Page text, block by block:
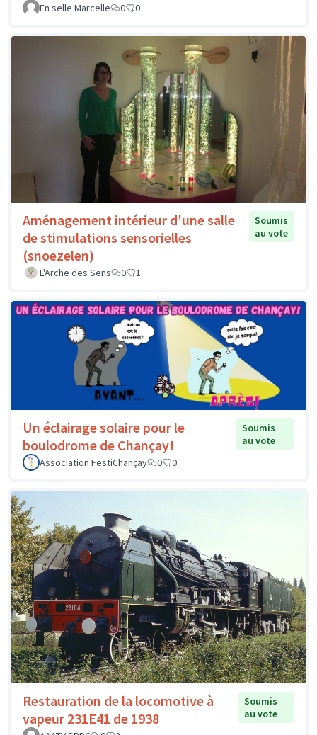
En selle Marcelle
0 0
Aménagement intérieur d'une salle
de stimulations sensorielles
(snoezelen)
Soumis
au vote
L'Arche des Sens 0 1
Un éclairage solaire pour le
boulodrome de Chançay!
Soumis
au vote
Association FestiChançay
0 0
Restauration de la locomotive à
vapeur 231E41 de 1938
Soumis
au vote